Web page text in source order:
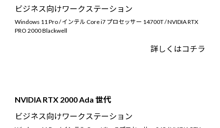
ビジネス向けワークステーション
Windows 11 Pro / インテル Core i7 プロセッサー 14700T / NVIDIA RTX
PRO 2000 Blackwell
詳しくはコチラ
NVIDIA RTX 2000 Ada 世代
ビジネス向けワークステーション